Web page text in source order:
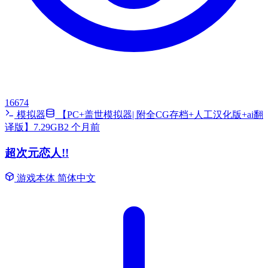
16674
模拟器
【PC+盖世模拟器| 附全CG存档+人工汉化版+ai翻
译版】7.29GB2 个月前
超次元恋人!!
游戏本体 简体中文